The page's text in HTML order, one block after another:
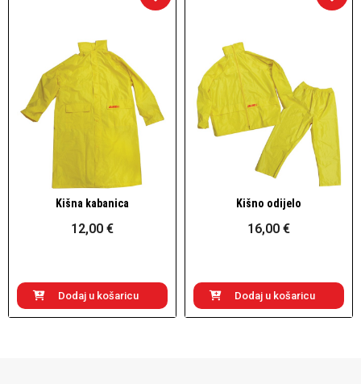
Brzi pogled
Kišna kabanica
12,00 €
Dodaj u košaricu
Brzi pogled
Kišno odijelo
16,00 €
Dodaj u košaricu